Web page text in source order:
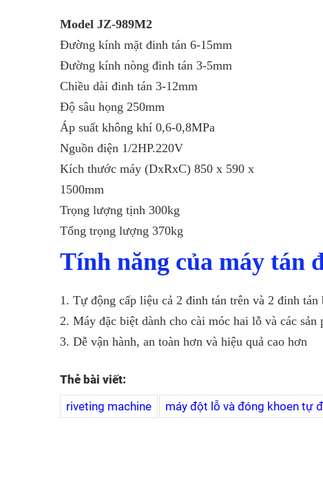
Model JZ-989M2
Đường kính mặt đinh tán 6-15mm
Đường kính nòng đinh tán 3-5mm
Chiều dài đinh tán 3-12mm
Độ sâu họng 250mm
Áp suất không khí 0,6-0,8MPa
Nguồn điện 1/2HP.220V
Kích thước máy (DxRxC) 850 x 590 x
1500mm
Trọng lượng tịnh 300kg
Tổng trọng lượng 370kg
Tính năng của máy tán
1. Tự động cấp liệu cả 2 đinh tán trên và 2 đinh tán
2. Máy đặc biệt dành cho cài móc hai lỗ và các
3. Dễ vận hành, an toàn hơn và hiệu quả cao hơn
Thẻ bài viết:
riveting machine
máy đột lỗ và đóng khoen tự